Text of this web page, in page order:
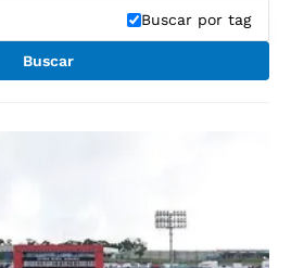
Buscar por tag
Buscar